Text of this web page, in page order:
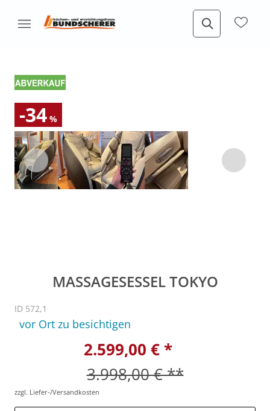
-34 %
MASSAGESESSEL TOKYO
ID 572,1
vor Ort zu besichtigen
2.599,00 € *
3.998,00 € **
zzgl. Liefer-/Versandkosten